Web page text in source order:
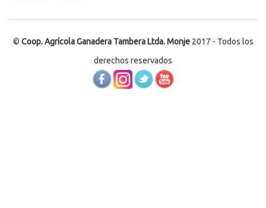
© Coop. Agrícola Ganadera Tambera Ltda. Monje2017 - Todos los
derechos reservados